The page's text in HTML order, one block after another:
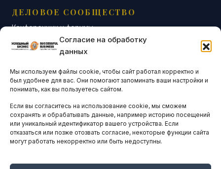
Согласие на обработку
данных
Мы используем файлы cookie, чтобы сайт работал корректно и
был удобнее для вас. Они помогают запоминать ваши настройки и
понимать, как вы пользуетесь сайтом.
Если вы согласитесь на использование cookie, мы сможем
сохранять и обрабатывать данные, например историю посещений
или уникальный идентификатор вашего устройства. Если
отказаться или позже отозвать согласие, некоторые функции сайта
могут работать некорректно или быть недоступны.
ДЕЛОВОЕ СООБЩЕСТВО
Конференции и форумы
Бизнес-клубы и ассоциации
Остальные новости
АНАЛИТИКА И СТАТИСТИКА
ARTICLES IN ENGLISH
НАВИГАЦИЯ